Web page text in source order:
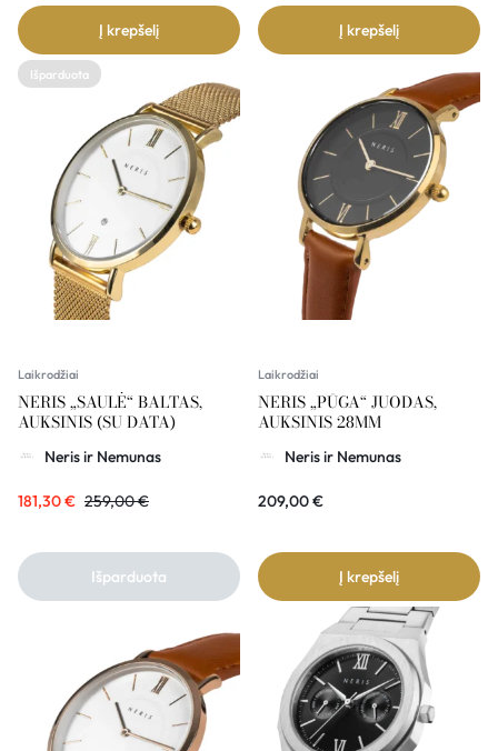
Į krepšelį Į krepšelį
Išparduota
Laikrodžiai
NERIS „SAULĖ“ BALTAS,
AUKSINIS (SU DATA)
Neris ir Nemunas
181,30€ 259,00€
Išparduota
Laikrodžiai
NERIS „PŪGA“ JUODAS,
AUKSINIS 28MM
Neris ir Nemunas
209,00€
Į krepšelį